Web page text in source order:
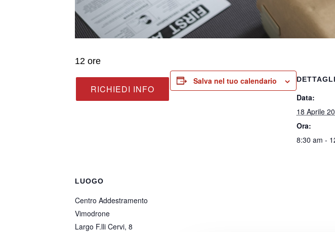
12 ore
RICHIEDI INFO
Salva nel tuo calendario DETTAGLI
Data:
18 Aprile
Ora:
8:30 am -
LUOGO
Centro Addestramento
Vimodrone
Largo F.lli Cervi, 8